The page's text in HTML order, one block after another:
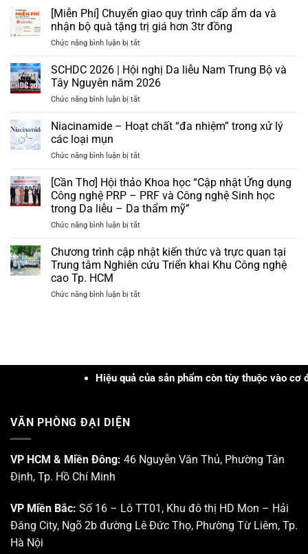
[Miễn Phí] Chuyển giao quy trình cấp ẩm da và
nhận bộ quà tặng trị giá hơn 3tr đồng
Chức năng bình luận bị tắtở
Phí]
Chuyển
giao
quy
cấp
và
bộ
quà
tặng
giá
3tr
đồng
SCHDC 2026 | Hội nghị Da liễu Nam Trung Bộ và
Tây Nguyên năm 2026
Chức năng bình luận bị tắtở
2026
|
nghị
liễu
Nam
Trung
Bộ
và
Nguyên
năm
Niacinamide – Hoạt chất “đa nhiệm” trong xử lý
các loại mụn
Chức năng bình luận bị tắtở
–
Hoạt
chất
“đa
nhiệm”
xử
các
mụn
[Cần Thơ] Hội thảo Khoa học “Cập nhật Ứng dụng
Công nghệ PRP – PRF và Công nghệ Sinh học
trong Da liễu – Da thẩm mỹ”
Chức năng bình luận bị tắtở
Thơ]
Hội
thảo
học
nghệ
PRP
học
–
thẩm
Chương trình cập nhật kiến thức và trực quan tại
Trung tâm Nghiên cứu Triển khai Khu Công nghệ
cao Tp. HCM
Chức năng bình luận bị tắtở
thức
và
cứu
Công
cao
Hiệu quả của sản phẩm còn tùy thuộc vào cơ địa,
VĂN PHÒNG ĐẠI DIỆN
VP HCM & Miền Đông: 46 Nguyễn Văn Thủ, Phường Tân
Định, Tp. Hồ Chí Minh
VP Miền Bắc: Số 16 – Lô TT01, Khu đô thị HD Mon – Hải
Đăng City, Ngõ 2b đường Lê Đức Thọ, Phường Từ Liêm, Tp.
Hà Nội